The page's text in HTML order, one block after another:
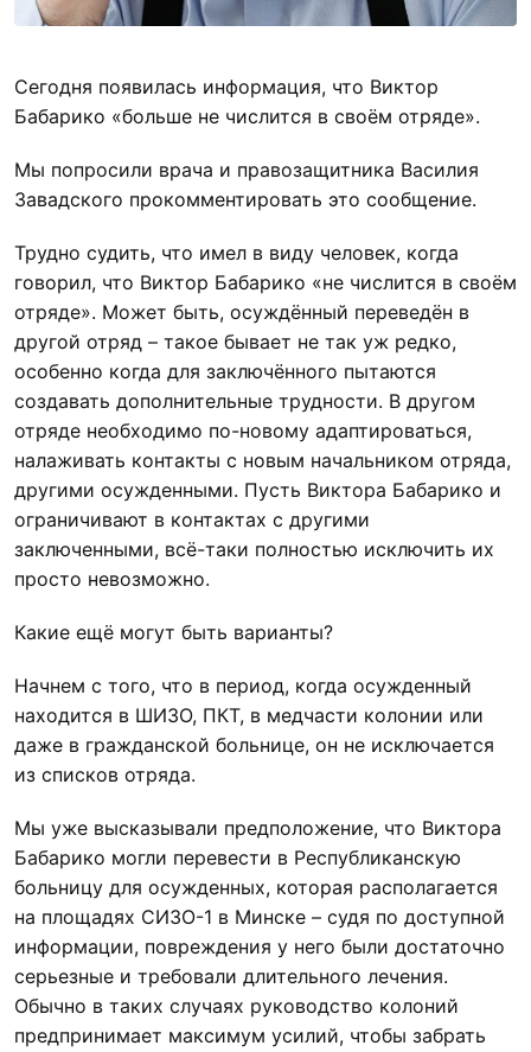
Сегодня появилась информация, что Виктор
Бабарико «больше не числится в своём отряде».
Мы попросили врача и правозащитника Василия
Завадского прокомментировать это сообщение.
Трудно судить, что имел в виду человек, когда
говорил, что Виктор Бабарико «не числится в своём
отряде». Может быть, осуждённый переведён в
другой отряд – такое бывает не так уж редко,
особенно когда для заключённого пытаются
создавать дополнительные трудности. В другом
отряде необходимо по-новому адаптироваться,
налаживать контакты с новым начальником отряда,
другими осужденными. Пусть Виктора Бабарико и
ограничивают в контактах с другими
заключенными, всё-таки полностью исключить их
просто невозможно.
Какие ещё могут быть варианты?
Начнем с того, что в период, когда осужденный
находится в ШИЗО, ПКТ, в медчасти колонии или
даже в гражданской больнице, он не исключается
из списков отряда.
Мы уже высказывали предположение, что Виктора
Бабарико могли перевести в Республиканскую
больницу для осужденных, которая располагается
на площадях СИЗО-1 в Минске – судя по доступной
информации, повреждения у него были достаточно
серьезные и требовали длительного лечения.
Обычно в таких случаях руководство колоний
предпринимает максимум усилий, чтобы забрать